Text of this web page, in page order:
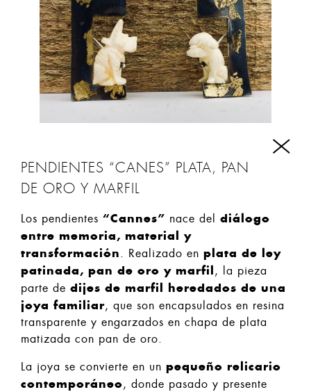
PENDIENTES “CANES” PLATA, PAN
DE ORO Y MARFIL
Los pendientes “Cannes” nace del diálogo
entre memoria, material y
transformación. Realizado en plata de ley
patinada, pan de oro y marfil, la pieza
parte de dijes de marfil heredados de una
joya familiar, que son encapsulados en resina
transparente y engarzados en chapa de plata
matizada con pan de oro.
La joya se convierte en un pequeño relicario
contemporáneo, donde pasado y presente